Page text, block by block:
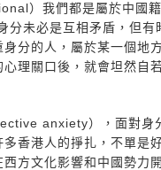
）我們都是屬於中國
未必是互相矛盾，但
分的人，屬於某一個
理關口後，就會坦然自
anxiety），面對
香港人的掙扎，不單
方文化影響和中國勢